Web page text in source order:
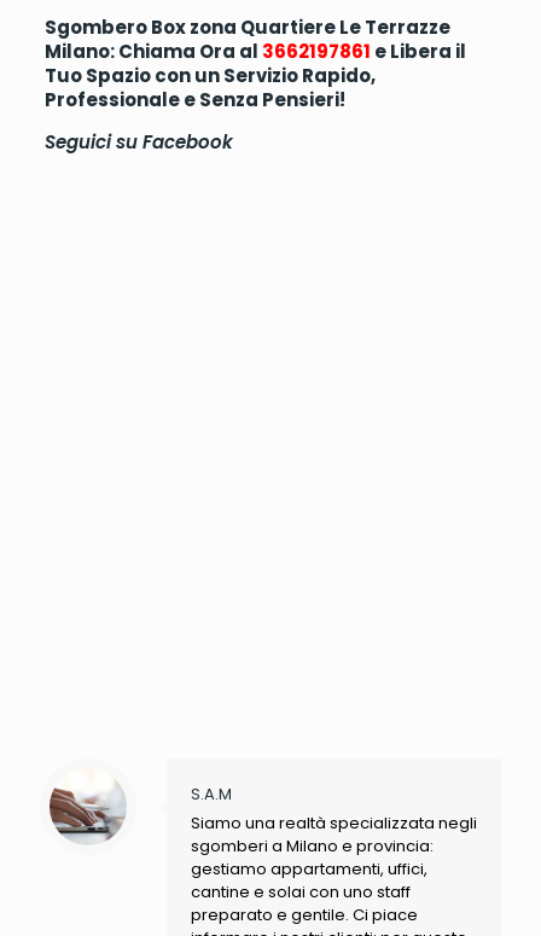
Sgombero Box zona Quartiere Le Terrazze
Milano: Chiama Ora al 3662197861 e Libera il
Tuo Spazio con un Servizio Rapido,
Professionale e Senza Pensieri!
Seguici suFacebook
S.A.M
Siamo una realtà specializzata negli
sgomberi a Milano e provincia:
gestiamo appartamenti, uffici,
cantine e solai con uno staff
preparato e gentile. Ci piace